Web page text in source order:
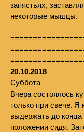
запястьях,
некоторые мышцы.
20.10.2018
Суббота
Вчера состоялось
только при свече. Я
выдержать до
положении сидя.